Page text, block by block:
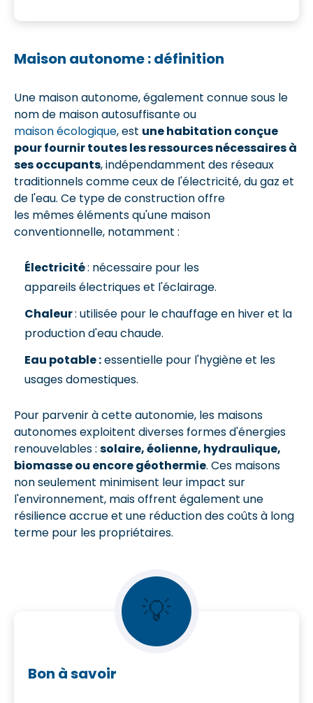
Maison autonome : définition
Une maison autonome, également connue sous le
nom de maison autosuffisante ou
maison écologique, est une habitation conçue
pour fournir toutes les ressources nécessaires à
ses occupants, indépendamment des réseaux
traditionnels comme ceux de l'électricité, du gaz et
de l'eau. Ce type de construction offre
les mêmes éléments qu'une maison
conventionnelle, notamment :
Électricité: nécessaire pour les
appareils électriques et l'éclairage.
Chaleur: utilisée pour le chauffage en hiver et la
production d'eau chaude.
Eau potable :essentielle pour l'hygiène et les
usages domestiques.
Pour parvenir à cette autonomie, les maisons
autonomes exploitent diverses formes d'énergies
renouvelables : solaire, éolienne, hydraulique,
biomasse ou encore géothermie. Ces maisons
non seulement minimisent leur impact sur
l'environnement, mais offrent également une
résilience accrue et une réduction des coûts à long
terme pour les propriétaires.
💡
Bon à savoir